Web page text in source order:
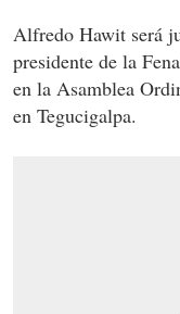
Alfredo Hawit será
presidente de la
en la Asamblea
en Tegucigalpa.